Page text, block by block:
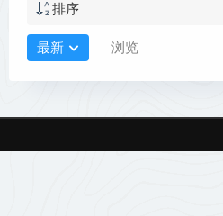
排序
最新 浏览